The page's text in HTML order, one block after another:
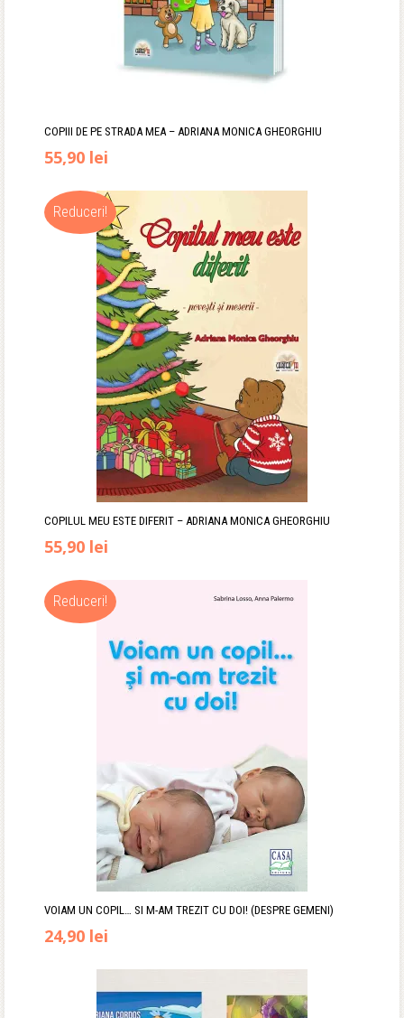
COPIII DE PE STRADA MEA – ADRIANA MONICA GHEORGHIU
Prețul
inițial
a
67,00 lei.
55,90 lei
curent
este:
55,90 lei.
Reduceri!
COPILUL MEU ESTE DIFERIT – ADRIANA MONICA GHEORGHIU
Prețul
inițial
a
55,90 lei
este:
55,90 lei.
Reduceri!
VOIAM UN COPIL… SI M-AM TREZIT CU DOI! (DESPRE GEMENI)
Prețul
24,90 lei
curent
este: